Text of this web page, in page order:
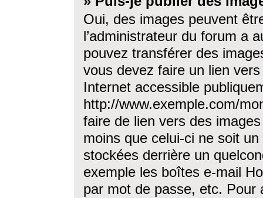
Oui, des images peuvent
l’administrateur du forum a
pouvez transférer des
vous devez faire un lien
Internet accessible
http://www.exemple.com/
faire de lien vers des
moins que celui-ci ne soit
stockées derrière un
exemple les boîtes e-mail
par mot de passe, etc. Pour